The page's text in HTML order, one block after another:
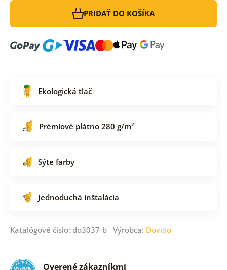
PRIDAŤ DO KOŠÍKA
Ekologická tlač
Prémiové plátno 280 g/m²
Sýte farby
Jednoduchá inštalácia
Katalógové číslo: do3037-b Výrobca: Dovido
Overené zákazníkmi